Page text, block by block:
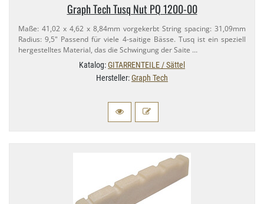
Graph Tech Tusq Nut PQ 1200-​00
Maße: 41,​02 x 4,​62 x 8,​84mm vorgekerbt String spacing: 31,​09mm
Radius: 9,​5" Passend für viele 4-​saitige Bässe. Tusq ist ein speziell
hergestelltes Material, das die Schwingung der Saite …
Katalog:GITARRENTEILE / Sättel
Hersteller:Graph Tech